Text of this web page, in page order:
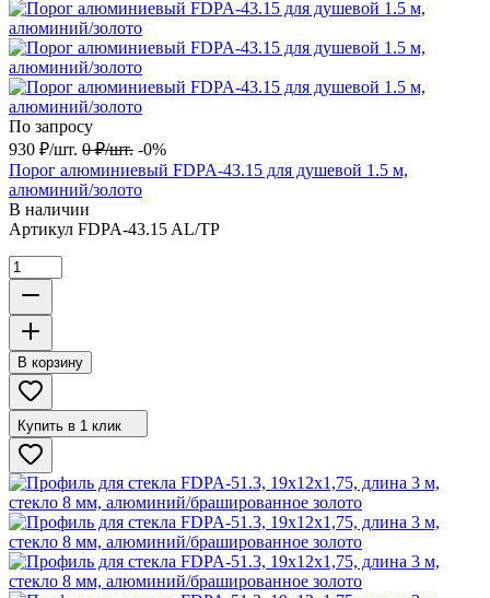
По запросу
930 ₽/шт. 0 ₽/шт. -0%
Порог алюминиевый FDPA-43.15 для душевой 1.5 м,
алюминий/золото
В наличии
Артикул FDPA-43.15 AL/TP
В корзину
Купить в 1 клик